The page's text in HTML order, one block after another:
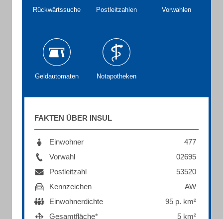
Rückwärtssuche Postleitzahlen Vorwahlen
Geldautomaten Notapotheken
FAKTEN ÜBER INSUL
Einwohner
477
Vorwahl
02695
Postleitzahl
53520
Kennzeichen
AW
Einwohnerdichte
95 p. km²
Gesamtfläche*
5 km²